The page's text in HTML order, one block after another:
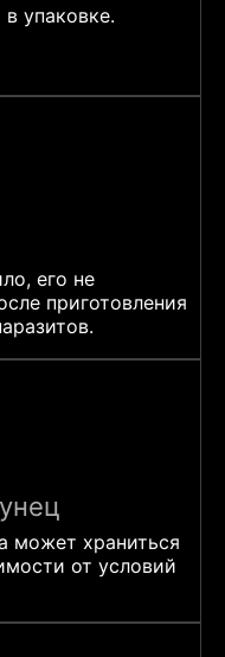
упаковке.
его не
приготовления
может храниться
от условий